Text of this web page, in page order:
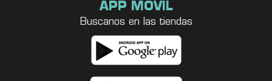
APP MÓVIL
Buscanos en las tiendas